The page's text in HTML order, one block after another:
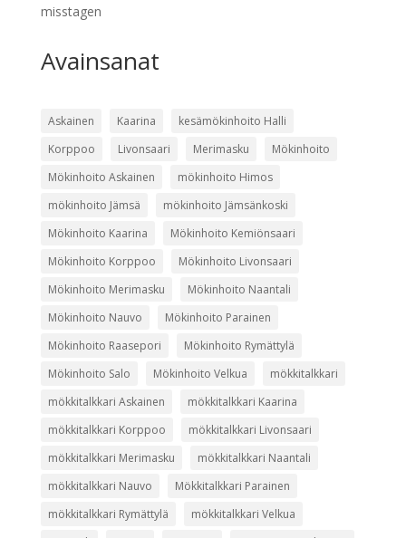
misstagen
Avainsanat
Askainen Kaarina
kesämökinhoito Halli
Korppoo
Livonsaari Merimasku
Mökinhoito
Mökinhoito Askainen
mökinhoito Himos
mökinhoito Jämsä
mökinhoito Jämsänkoski
Mökinhoito Kaarina
Mökinhoito Kemiönsaari
Mökinhoito Korppoo
Mökinhoito Livonsaari
Mökinhoito Merimasku
Mökinhoito Naantali
Mökinhoito Nauvo
Mökinhoito Parainen
Mökinhoito Raasepori
Mökinhoito Rymättylä
Mökinhoito Salo
Mökinhoito Velkua
mökkitalkkari
mökkitalkkari Askainen
mökkitalkkari Kaarina
mökkitalkkari Korppoo
mökkitalkkari Livonsaari
mökkitalkkari Merimasku
mökkitalkkari Naantali
mökkitalkkari Nauvo
Mökkitalkkari Parainen
mökkitalkkari Rymättylä
mökkitalkkari Velkua